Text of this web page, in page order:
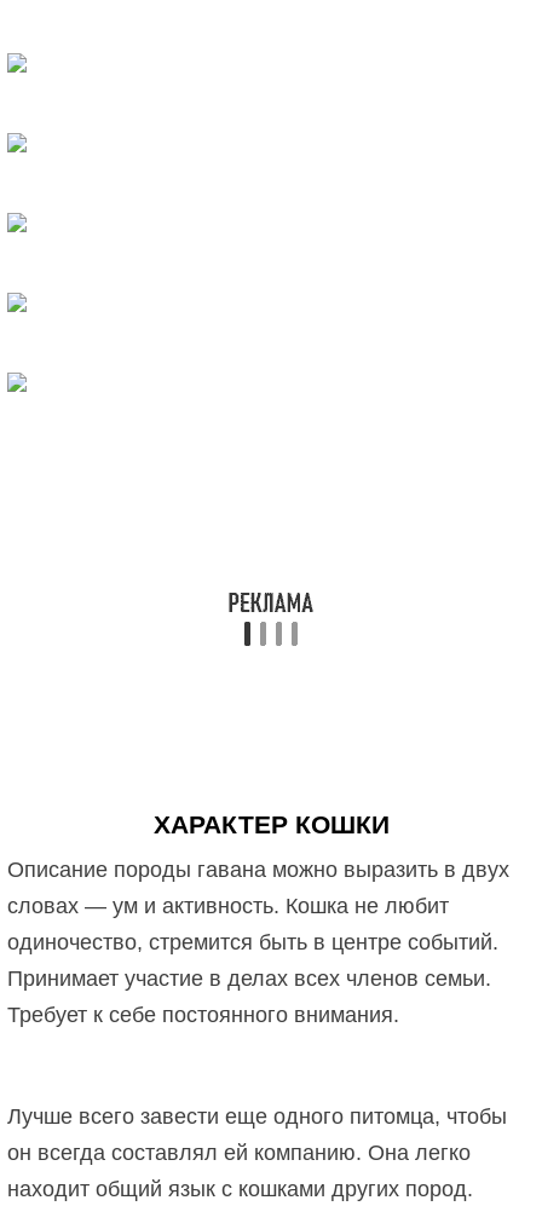
ХАРАКТЕР КОШКИ
Описание породы гавана можно выразить в двух
словах — ум и активность. Кошка не любит
одиночество, стремится быть в центре событий.
Принимает участие в делах всех членов семьи.
Требует к себе постоянного внимания.
Лучше всего завести еще одного питомца, чтобы
он всегда составлял ей компанию. Она легко
находит общий язык с кошками других пород.